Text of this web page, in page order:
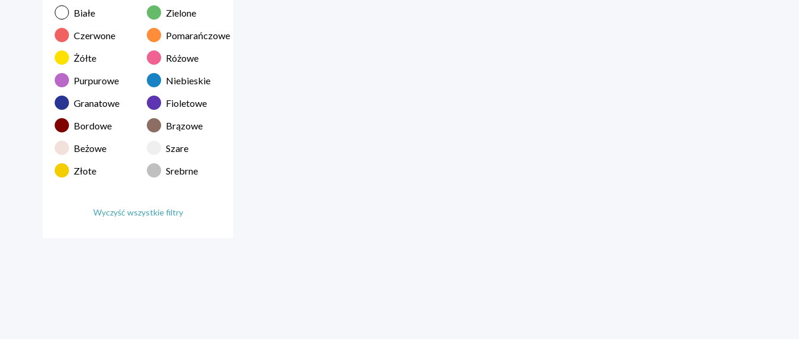
Białe
Zielone
Czerwone
Pomarańczowe
Żółte
Różowe
Purpurowe
Niebieskie
Granatowe
Fioletowe
Bordowe
Brązowe
Beżowe
Szare
Złote
Srebrne
Wyczyść wszystkie filtry